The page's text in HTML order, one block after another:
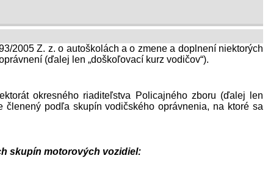
2005 Z. z. o autoškolách a o zmene a doplnení niektorých
(ďalej len „doškoľovací kurz vodičov“).
okresného riaditeľstva Policajného zboru (ďalej len
členený podľa skupín vodičského oprávnenia, na ktoré sa
skupín motorových vozidiel: